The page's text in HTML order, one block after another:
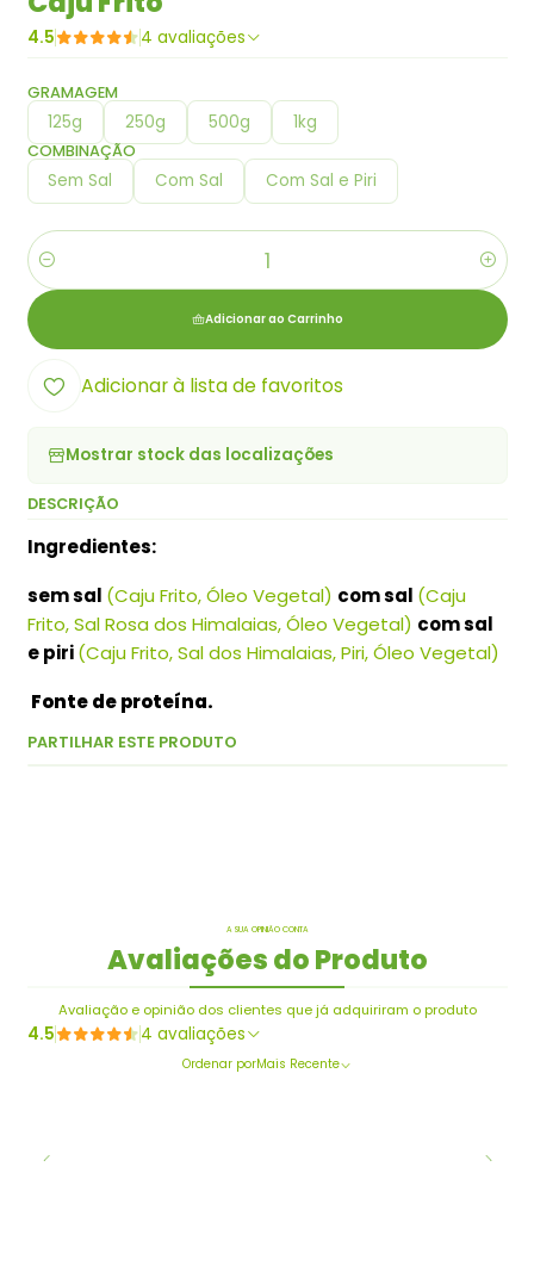
4.5 4 avaliações
GRAMAGEM
125g 250g 500g 1kg
COMBINAÇÃO
Sem Sal Com Sal Com Sal e Piri
Quantidade
Adicionar ao Carrinho
Adicionar à lista de favoritos
Mostrar stock das localizações
DESCRIÇÃO
Ingredientes:
sem sal (Caju Frito, Óleo Vegetal) com sal (Caju
Frito, Sal Rosa dos Himalaias, Óleo Vegetal) com sal
e piri(Caju Frito, Sal dos Himalaias, Piri, Óleo Vegetal)
Fonte de proteína.
PARTILHAR ESTE PRODUTO
A SUA OPINIÃO CONTA
Avaliações do Produto
Avaliação e opinião dos clientes que já adquiriram o produto
4.5 4 avaliações
Ordenar porMais Recente